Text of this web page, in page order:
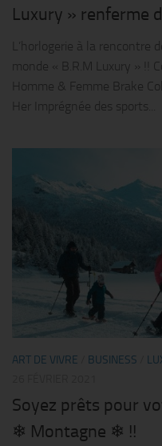
Luxury » renferme
L’horlogerie à la rencontre
monde « B.R.M Luxury » !!
Homme & Femme Brake
Her Imprégnée des sports...
ART DE VIVRE BUSINESS
Soyez prêts pour
❄ Montagne ❄ !!